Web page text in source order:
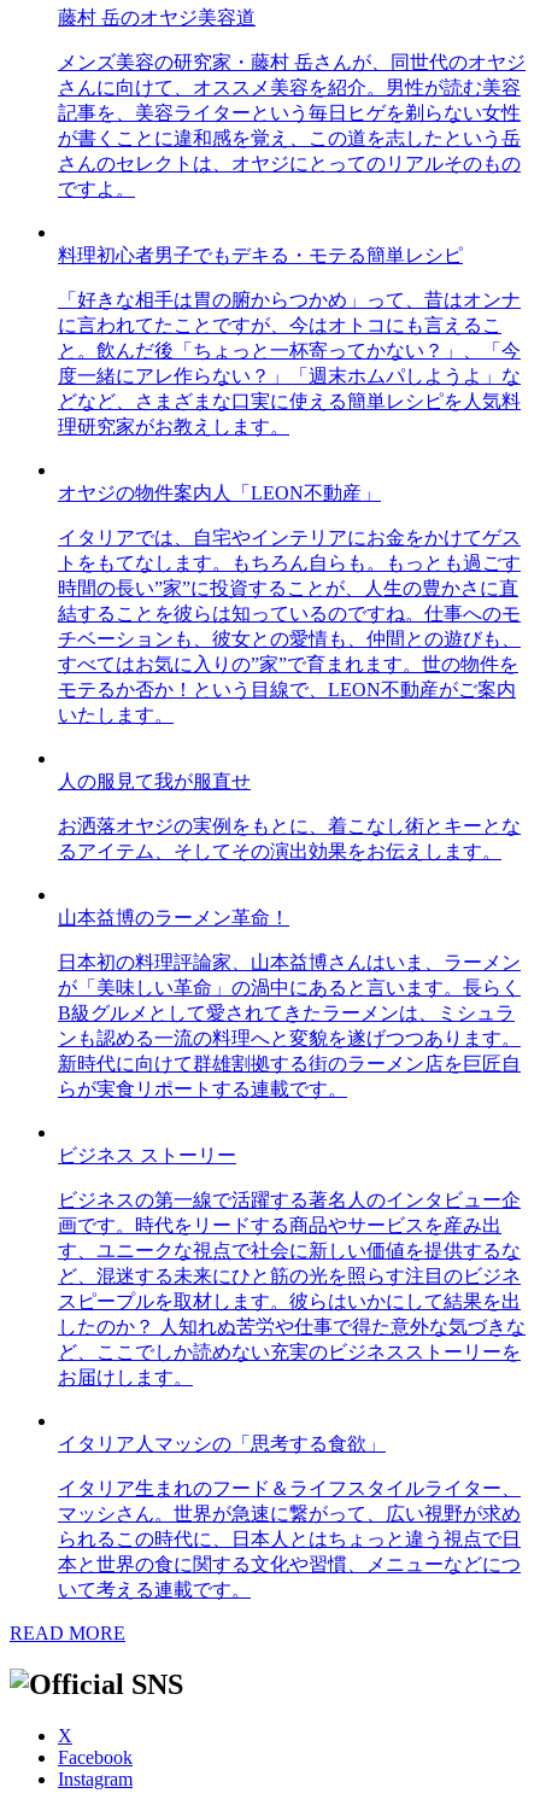
藤村 岳のオヤジ美容道
メンズ美容の研究家・藤村 岳さんが、同世代のオヤジ
さんに向けて、オススメ美容を紹介。男性が読む美容
記事を、美容ライターという毎日ヒゲを剃らない女性
が書くことに違和感を覚え、この道を志したという岳
さんのセレクトは、オヤジにとってのリアルそのもの
ですよ。
料理初心者男子でもデキる・モテる簡単レシピ
「好きな相手は胃の腑からつかめ」って、昔はオンナ
に言われてたことですが、今はオトコにも言えるこ
と。飲んだ後「ちょっと一杯寄ってかない？」、「今
度一緒にアレ作らない？」「週末ホムパしようよ」な
どなど、さまざまな口実に使える簡単レシピを人気料
理研究家がお教えします。
オヤジの物件案内人「LEON不動産」
イタリアでは、自宅やインテリアにお金をかけてゲス
トをもてなします。もちろん自らも。もっとも過ごす
時間の長い”家”に投資することが、人生の豊かさに直
結することを彼らは知っているのですね。仕事へのモ
チベーションも、彼女との愛情も、仲間との遊びも、
すべてはお気に入りの”家”で育まれます。世の物件を
モテるか否か！という目線で、LEON不動産がご案内
いたします。
人の服見て我が服直せ
お洒落オヤジの実例をもとに、着こなし術とキーとな
るアイテム、そしてその演出効果をお伝えします。
山本益博のラーメン革命！
日本初の料理評論家、山本益博さんはいま、ラーメン
が「美味しい革命」の渦中にあると言います。長らく
B級グルメとして愛されてきたラーメンは、ミシュラ
ンも認める一流の料理へと変貌を遂げつつあります。
新時代に向けて群雄割拠する街のラーメン店を巨匠自
らが実食リポートする連載です。
ビジネス ストーリー
ビジネスの第一線で活躍する著名人のインタビュー企
画です。時代をリードする商品やサービスを産み出
す、ユニークな視点で社会に新しい価値を提供するな
ど、混迷する未来にひと筋の光を照らす注目のビジネ
スピープルを取材します。彼らはいかにして結果を出
したのか？ 人知れぬ苦労や仕事で得た意外な気づきな
ど、ここでしか読めない充実のビジネスストーリーを
お届けします。
イタリア人マッシの「思考する食欲」
イタリア生まれのフード＆ライフスタイルライター、
マッシさん。世界が急速に繋がって、広い視野が求め
られるこの時代に、日本人とはちょっと違う視点で日
本と世界の食に関する文化や習慣、メニューなどにつ
いて考える連載です。
READ MORE
X
Facebook
Instagram